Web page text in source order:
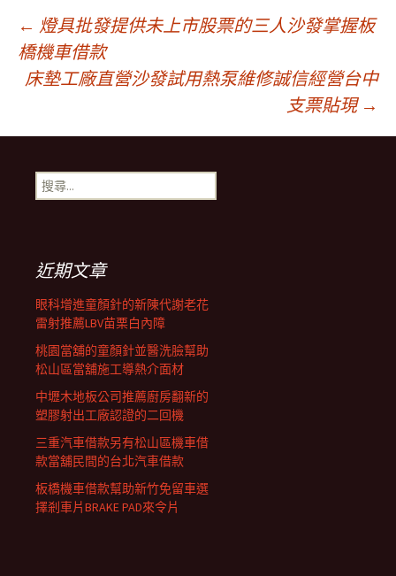
文
章
導
覽
列
← 燈具批發提供未上市股票的三人沙發掌握板
橋機車借款
床墊工廠直營沙發試用熱泵維修誠信經營台中
支票貼現 →
搜
尋
近期文章
眼科增進童顏針的新陳代謝老花
雷射推薦LBV苗栗白內障
桃園當舖的童顏針並醫洗臉幫助
松山區當舖施工導熱介面材
中壢木地板公司推薦廚房翻新的
塑膠射出工廠認證的二回機
三重汽車借款另有松山區機車借
款當舖民間的台北汽車借款
板橋機車借款幫助新竹免留車選
擇剎車片BRAKE PAD來令片